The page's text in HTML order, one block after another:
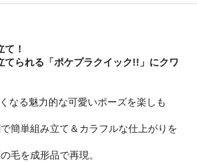
！
てられる「ポケプラクイック!!」にクワ
なる魅力的な可愛いポーズを楽しも
簡単組み立て＆カラフルな仕上がりを
毛を成形品で再現。